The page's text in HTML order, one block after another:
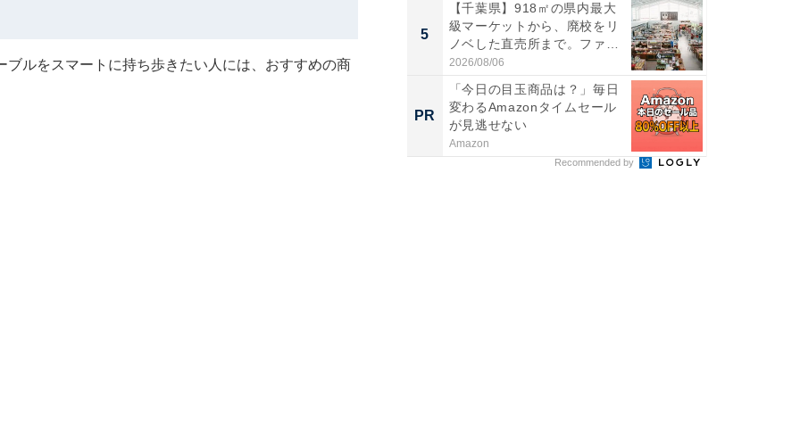
ルをスマートに持ち歩きたい人には、おすすめの商
5
【千葉県】918㎡の県内最大
級マーケットから、廃校をリ
ノベした直売所まで。ファ
ー...
2026/08/06
PR
「今日の目玉商品は？」毎日
変わるAmazonタイムセール
が見逃せない
Amazon
Recommended by